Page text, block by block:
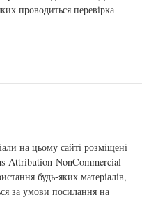
проводиться перевірка
на цьому сайті розміщені
Attribution-NonCommercial-
будь-яких матеріалів,
за умови посилання на